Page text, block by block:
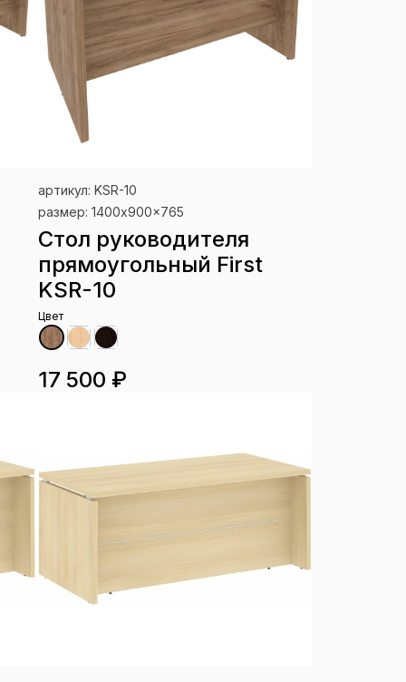
артикул: KSR-10
размер: 1400x900x765
Стол руководителя
прямоугольный First
KSR-10
Цвет
17 500 ₽